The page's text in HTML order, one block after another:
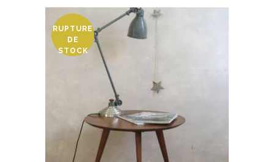
RUPTURE
DE
STOCK